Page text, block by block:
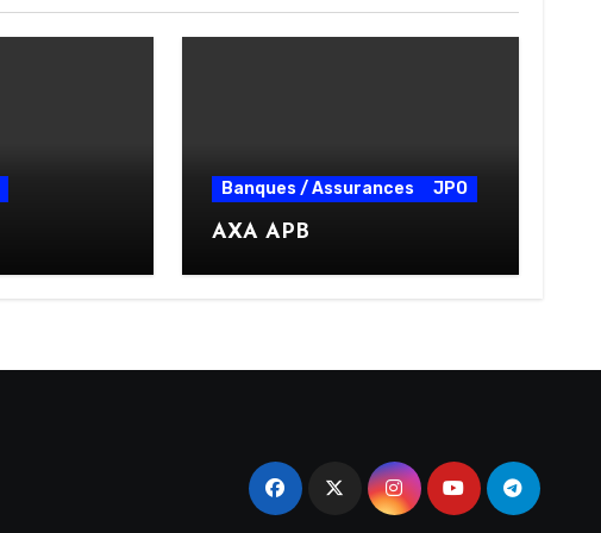
Banques / Assurances JPO
AXA APB